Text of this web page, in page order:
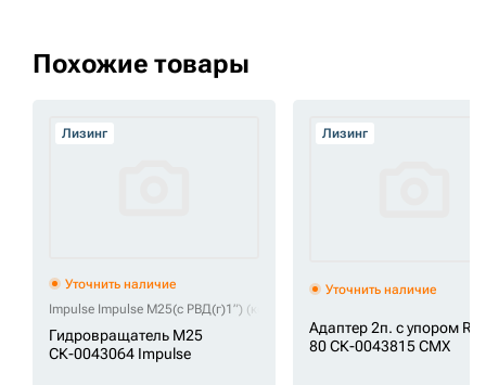
Похожие товары
Лизинг
Уточнить наличие
Impulse Impulse M25(с РВД(г)1”) (комплектовать с Drain Lin
Гидровращатель M25
СК-0043064 Impulse
Лизинг
Уточнить наличие
Адаптер 2п. с упором
80 СК-0043815 CMX